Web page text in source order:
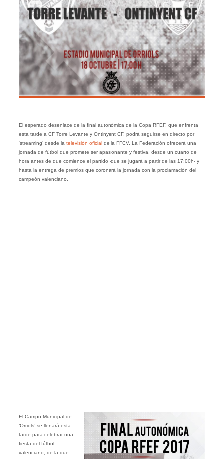
El esperado desenlace de la final autonómica de la Copa RFEF, que enfrenta
esta tarde a CF Torre Levante y Ontinyent CF, podrá seguirse en directo por
‘streaming’ desde la televisión oficialde la FFCV. La Federación ofrecerá una
jornada de fútbol que promete ser apasionante y festiva, desde un cuarto de
hora antes de que comience el partido -que se jugará a partir de las 17:00h- y
hasta la entrega de premios que coronará la jornada con la proclamación del
campeón valenciano.
El Campo Municipal de
‘Orriols’ se llenará esta
tarde para celebrar una
fiesta del fútbol
valenciano, de la que